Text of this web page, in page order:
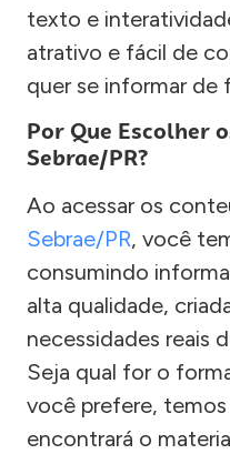
texto e
atrativo e fácil de
quer se informar de
Por Que Escolher
Sebrae/PR?
Ao acessar os
Sebrae/PR, você
consumindo
alta qualidade,
necessidades reais
Seja qual for o
você prefere,
encontrará o